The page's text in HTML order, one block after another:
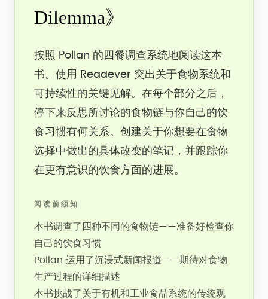
Dilemma》
按照 Pollan 的四餐调查系统地阅读这本
书。使用 Readever 突出关于食物系统和
可持续性的关键见解。在每个部分之后，
停下来反思所讨论的食物链与你自己的饮
食习惯有何关系。创建关于你想要在食物
选择中做出的具体改变的笔记，并跟踪你
在更有意识的饮食方面的进展。
阅读前须知
本书调查了四种不同的食物链——准备好检查你
自己的饮食习惯
Pollan 运用了沉浸式新闻报道——期待对食物
生产过程的详细描述
本书挑战了关于有机和工业食品系统的传统观